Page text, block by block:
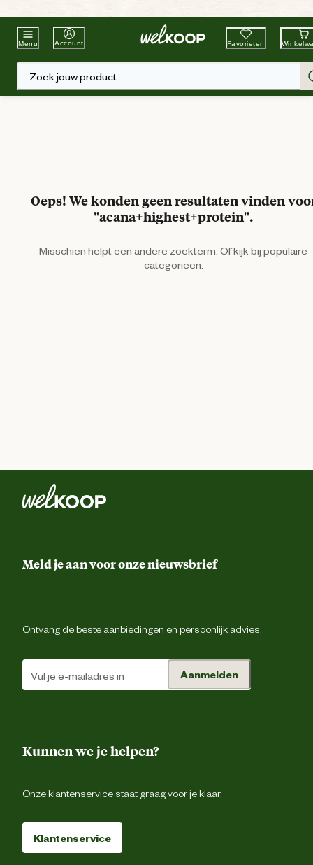
Beste WinkelketenTuin & Dier
Menu Account Favorieten
Zoek jouw product.
Oeps! We konden geen resultaten vinden
"acana+highest+protein".
Misschien helpt een andere zoekterm. Of kijk bij populaire
categorieën.
Meld je aan voor onze nieuwsbrief
Ontvang de beste aanbiedingen en persoonlijk advies.
Aanmelden
Kunnen we je helpen?
Onze klantenservice staat graag voor je klaar.
Klantenservice